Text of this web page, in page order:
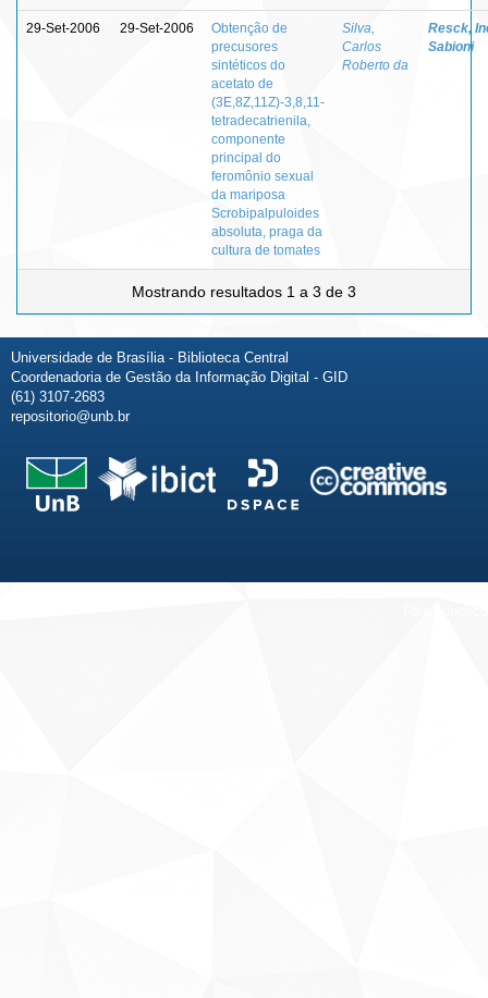
29-Set-2006 29-Set-2006
Obtenção de
precusores
sintéticos do
acetato de
(3E,8Z,11Z)-3,8,11-
tetradecatrienila,
componente
principal do
feromônio sexual
da mariposa
Scrobipalpuloides
absoluta, praga da
cultura de tomates
Silva,
Carlos
Roberto da
Resck,
Sabioni
Mostrando resultados 1 a 3 de 3
Universidade de Brasília - Biblioteca Central
Coordenadoria de Gestão da Informação Digital - GID
(61) 3107-2683
repositorio@unb.br